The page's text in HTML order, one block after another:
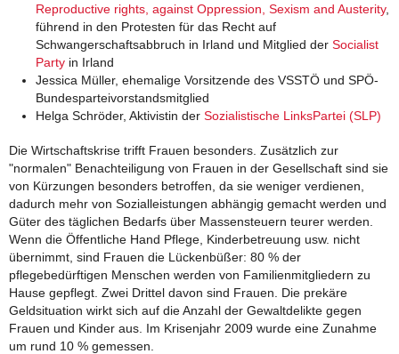
Reproductive rights, against Oppression, Sexism and Austerity,
führend in den Protesten für das Recht auf
Schwangerschaftsabbruch in Irland und Mitglied der Socialist
Party in Irland
Jessica Müller, ehemalige Vorsitzende des VSSTÖ und SPÖ-
Bundesparteivorstandsmitglied
Helga Schröder, Aktivistin der Sozialistische LinksPartei (SLP)
Die Wirtschaftskrise trifft Frauen besonders. Zusätzlich zur
"normalen" Benachteiligung von Frauen in der Gesellschaft sind sie
von Kürzungen besonders betroffen, da sie weniger verdienen,
dadurch mehr von Sozialleistungen abhängig gemacht werden und
Güter des täglichen Bedarfs über Massensteuern teurer werden.
Wenn die Öffentliche Hand Pflege, Kinderbetreuung usw. nicht
übernimmt, sind Frauen die Lückenbüßer: 80 % der
pflegebedürftigen Menschen werden von Familienmitgliedern zu
Hause gepflegt. Zwei Drittel davon sind Frauen. Die prekäre
Geldsituation wirkt sich auf die Anzahl der Gewaltdelikte gegen
Frauen und Kinder aus. Im Krisenjahr 2009 wurde eine Zunahme
um rund 10 % gemessen.